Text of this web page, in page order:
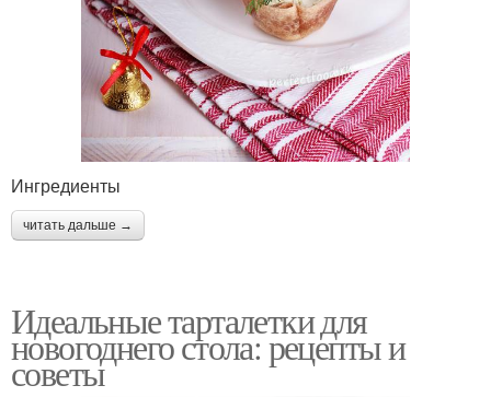
Ингредиенты
читать дальше →
Идеальные тарталетки для
новогоднего стола: рецепты и
советы